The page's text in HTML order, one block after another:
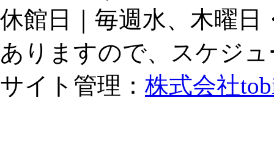
休館日｜毎週水、木曜日
ありますので、スケジ
サイト管理： 株式会社